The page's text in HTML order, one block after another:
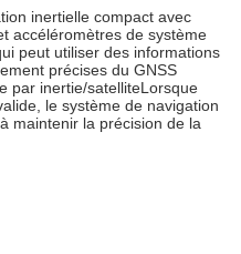
inertielle compact avec
accéléromètres de système
peut utiliser des informations
précises du GNSS
par inertie/satelliteLorsque
le système de navigation
maintenir la précision de la